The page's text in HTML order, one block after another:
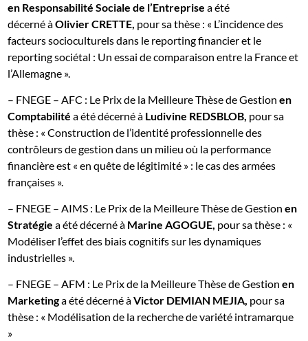
en Responsabilité Sociale de l’Entreprise a été
décerné àOlivier CRETTE, pour sa thèse : « L’incidence des
facteurs socioculturels dans le reporting financier et le
reporting sociétal : Un essai de comparaison entre la France et
l’Allemagne ».
– FNEGE – AFC : Le Prix de la Meilleure Thèse de Gestionen
Comptabilité a été décerné à Ludivine REDSBLOB, pour sa
thèse : « Construction de l’identité professionnelle des
contrôleurs de gestion dans un milieu où la performance
financière est « en quête de légitimité » : le cas des armées
françaises ».
– FNEGE – AIMS : Le Prix de la Meilleure Thèse de Gestionen
Stratégie a été décerné à Marine AGOGUE, pour sa thèse : «
Modéliser l’effet des biais cognitifs sur les dynamiques
industrielles ».
– FNEGE – AFM : Le Prix de la Meilleure Thèse de Gestionen
Marketinga été décerné àVictor DEMIAN MEJIA, pour sa
thèse : « Modélisation de la recherche de variété intramarque
»